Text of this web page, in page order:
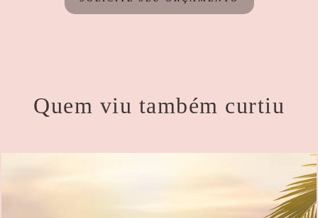
Quem viu também curtiu